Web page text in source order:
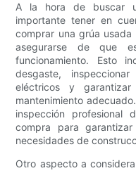
A la hora de buscar
importante tener en
comprar una grúa usada
asegurarse de que
funcionamiento. Esto
desgaste,
eléctricos y
mantenimiento
inspección
compra para
necesidades de
Otro aspecto a